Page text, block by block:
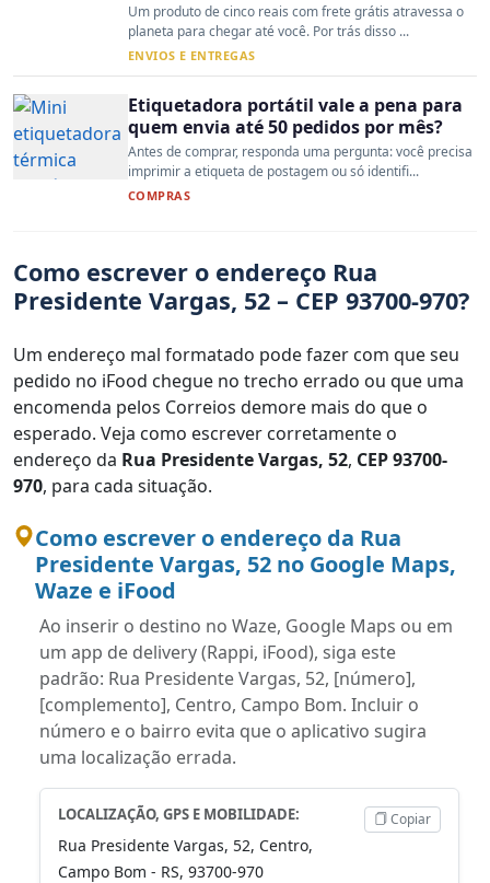
Um produto de cinco reais com frete grátis atravessa o
planeta para chegar até você. Por trás disso ...
ENVIOS E ENTREGAS
Etiquetadora portátil vale a pena para
quem envia até 50 pedidos por mês?
Antes de comprar, responda uma pergunta: você precisa
imprimir a etiqueta de postagem ou só identifi...
COMPRAS
Como escrever o endereço Rua
Presidente Vargas, 52 – CEP 93700-970?
Um endereço mal formatado pode fazer com que seu
pedido no iFood chegue no trecho errado ou que uma
encomenda pelos Correios demore mais do que o
esperado. Veja como escrever corretamente o
endereço da Rua Presidente Vargas, 52, CEP 93700-
970, para cada situação.
Como escrever o endereço da Rua
Presidente Vargas, 52 no Google Maps,
Waze e iFood
Ao inserir o destino no Waze, Google Maps ou em
um app de delivery (Rappi, iFood), siga este
padrão: Rua Presidente Vargas, 52, [número],
[complemento], Centro, Campo Bom. Incluir o
número e o bairro evita que o aplicativo sugira
uma localização errada.
LOCALIZAÇÃO, GPS E MOBILIDADE:
Rua Presidente Vargas, 52, Centro,
Campo Bom - RS, 93700-970
Copiar